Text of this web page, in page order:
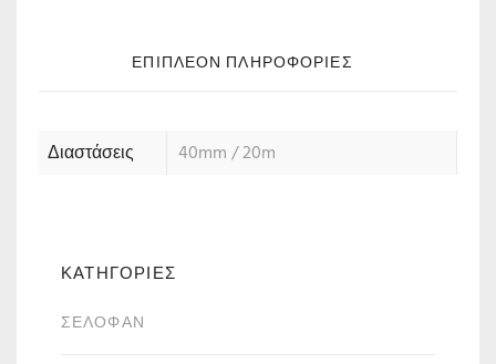
ΕΠΙΠΛΈΟΝ ΠΛΗΡΟΦΟΡΊΕΣ
Διαστάσεις 40mm / 20m
ΚΑΤΗΓΟΡΙΕΣ
ΣΕΛΟΦΆΝ